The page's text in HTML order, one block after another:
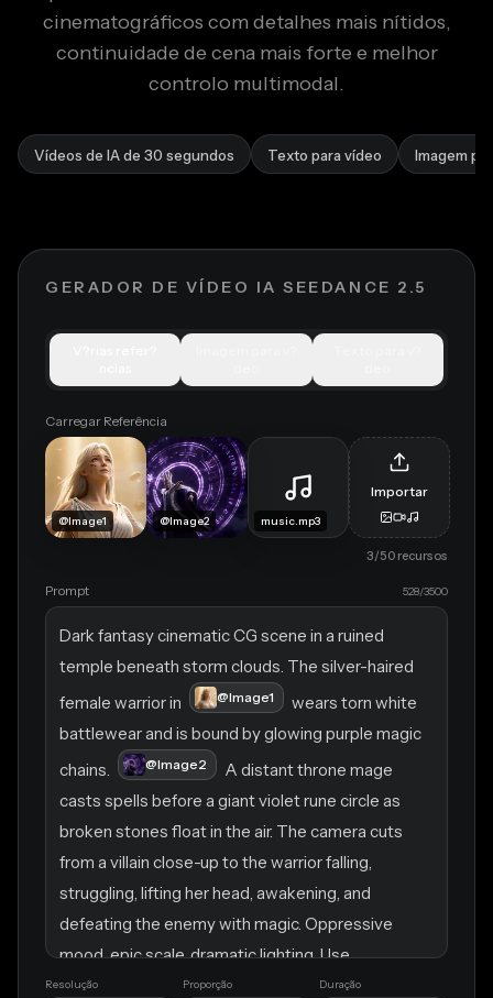
cinematográficos com detalhes mais nítidos,
continuidade de cena mais forte e melhor
controlo multimodal.
Vídeos de IA de 30 segundos Texto para vídeo Imagem
GERADOR DE VÍDEO IA SEEDANCE 2.5
Carregar Referência
@Image1 @Image2 music.mp3
Importar
3/50 recursos
Prompt 528/3500
Dark fantasy cinematic CG scene in a ruined
temple beneath storm clouds. The silver-haired
female warrior in
@Image1
wears torn white
battlewear and is bound by glowing purple magic
chains.
@Image2
A distant throne mage
casts spells before a giant violet rune circle as
broken stones float in the air. The camera cuts
from a villain close-up to the warrior falling,
struggling, lifting her head, awakening, and
defeating the enemy with magic. Oppressive
mood, epic scale, dramatic lighting. Use
music.mp3 as the music reference.
Resolução Proporção Duração